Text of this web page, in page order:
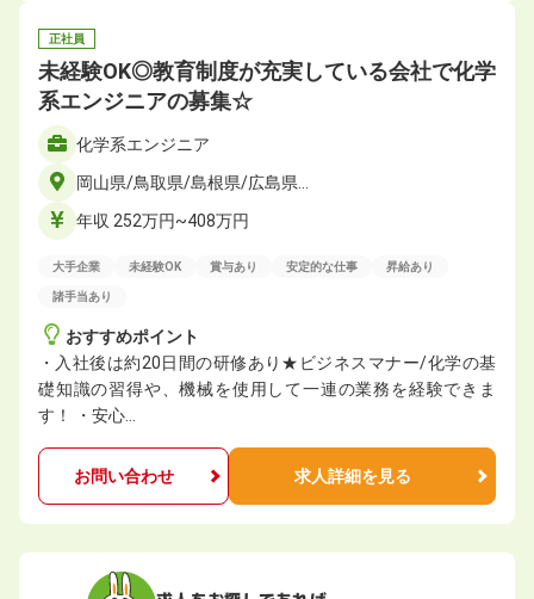
正社員
未経験OK◎教育制度が充実している会社で化学
系エンジニアの募集☆
化学系エンジニア
岡山県/鳥取県/島根県/広島県…
年収 252万円~408万円
大手企業 未経験OK 賞与あり 安定的な仕事 昇給あり
諸手当あり
おすすめポイント
・入社後は約20日間の研修あり★ビジネスマナー/化学の基
礎知識の習得や、機械を使用して一連の業務を経験できま
す！ ・安心…
お問い合わせ 求人詳細を見る